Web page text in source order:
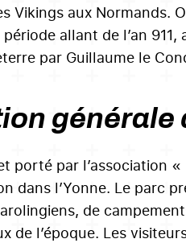
Vikings aux Normands.
allant de l’an
par Guillaume le
générale
porté par l’association
dans l’Yonne. Le parc
de
de l’époque. Les